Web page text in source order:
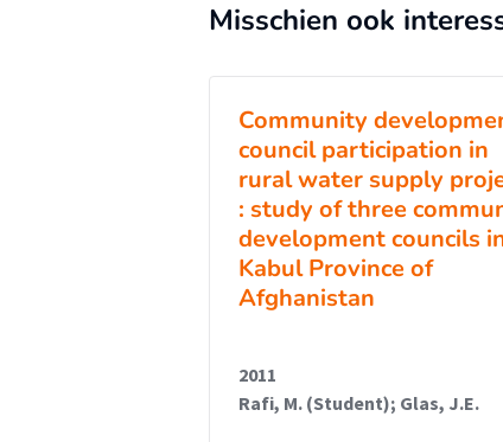
Misschien ook
Community
council participation in
rural water supply
: study of three
development councils
Kabul Province of
Afghanistan
2011
Rafi, M. (Student); Glas, J.E.